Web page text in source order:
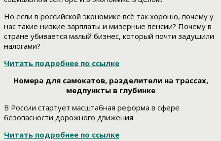
Но если в российской экономике всё так хорошо, почему у
нас такие низкие зарплаты и мизерные пенсии? Почему в
стране убивается малый бизнес, который почти задушили
налогами?
Читать подробнее по ссылке
Номера для самокатов, разделители на трассах,
медпункты в глубинке
В России стартует масштабная реформа в сфере
безопасности дорожного движения.
Читать подробнее по ссылке